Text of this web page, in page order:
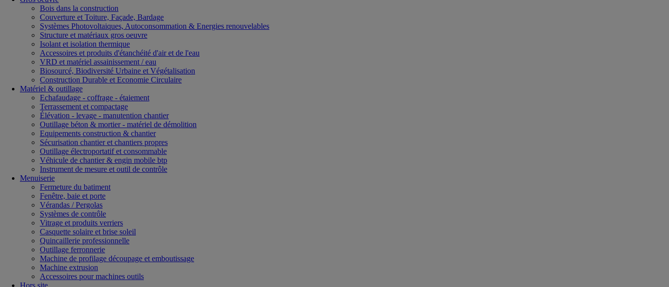
Bois dans la construction
Couverture et Toiture, Façade, Bardage
Systèmes Photovoltaiques, Autoconsommation & Energies renouvelables
Structure et matériaux gros oeuvre
Isolant et isolation thermique
Accessoires et produits d'étanchéité d'air et de l'eau
VRD et matériel assainissement / eau
Biosourcé, Biodiversité Urbaine et Végétalisation
Construction Durable et Economie Circulaire
Matériel & outillage
Echafaudage - coffrage - étaiement
Terrassement et compactage
Élévation - levage - manutention chantier
Outillage béton & mortier - matériel de démolition
Equipements construction & chantier
Sécurisation chantier et chantiers propres
Outillage électroportatif et consommable
Véhicule de chantier & engin mobile btp
Instrument de mesure et outil de contrôle
Menuiserie
Fermeture du batiment
Fenêtre, baie et porte
Vérandas / Pergolas
Systèmes de contrôle
Vitrage et produits verriers
Casquette solaire et brise soleil
Quincaillerie professionnelle
Outillage ferronnerie
Machine de profilage découpage et emboutissage
Machine extrusion
Accessoires pour machines outils
Hors site